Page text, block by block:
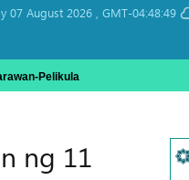
07 August 2026 , GMT-04:48:49
Pelikula
ng 11